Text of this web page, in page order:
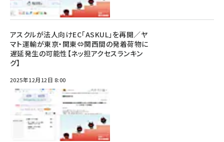
アスクルが法人向けEC「ASKUL」を再開／ヤ
マト運輸が東京・関東⇔関西間の発着荷物に
遅延発生の可能性【ネッ担アクセスランキン
グ】
2025年12月12日 8:00